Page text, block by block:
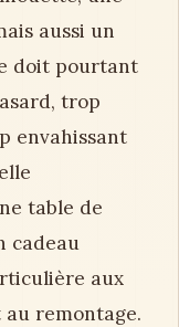
aussi un
doit pourtant
trop
envahissant
table de
cadeau
aux
remontage.